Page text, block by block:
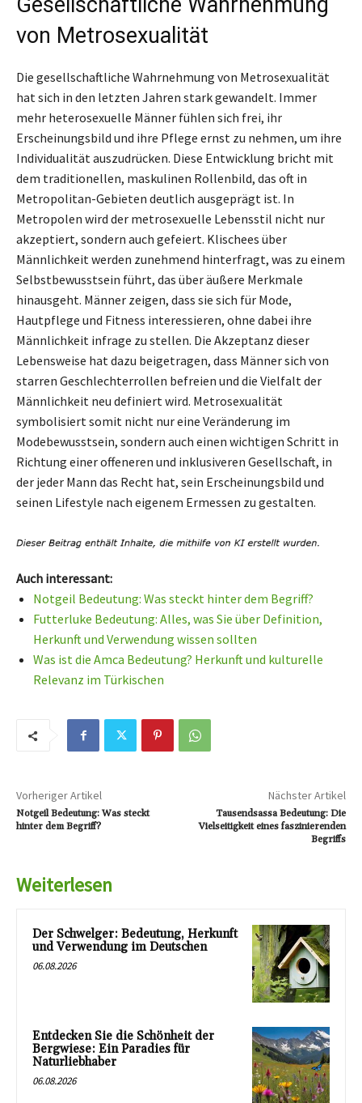
von Metrosexualität
Die gesellschaftliche Wahrnehmung von Metrosexualität
hat sich in den letzten Jahren stark gewandelt. Immer
mehr heterosexuelle Männer fühlen sich frei, ihr
Erscheinungsbild und ihre Pflege ernst zu nehmen, um ihre
Individualität auszudrücken. Diese Entwicklung bricht mit
dem traditionellen, maskulinen Rollenbild, das oft in
Metropolitan-Gebieten deutlich ausgeprägt ist. In
Metropolen wird der metrosexuelle Lebensstil nicht nur
akzeptiert, sondern auch gefeiert. Klischees über
Männlichkeit werden zunehmend hinterfragt, was zu einem
Selbstbewusstsein führt, das über äußere Merkmale
hinausgeht. Männer zeigen, dass sie sich für Mode,
Hautpflege und Fitness interessieren, ohne dabei ihre
Männlichkeit infrage zu stellen. Die Akzeptanz dieser
Lebensweise hat dazu beigetragen, dass Männer sich von
starren Geschlechterrollen befreien und die Vielfalt der
Männlichkeit neu definiert wird. Metrosexualität
symbolisiert somit nicht nur eine Veränderung im
Modebewusstsein, sondern auch einen wichtigen Schritt in
Richtung einer offeneren und inklusiveren Gesellschaft, in
der jeder Mann das Recht hat, sein Erscheinungsbild und
seinen Lifestyle nach eigenem Ermessen zu gestalten.
Auch interessant:
Notgeil Bedeutung: Was steckt hinter dem Begriff?
Futterluke Bedeutung: Alles, was Sie über Definition,
Herkunft und Verwendung wissen sollten
Was ist die Amca Bedeutung? Herkunft und kulturelle
Relevanz im Türkischen
Vorheriger Artikel
Notgeil Bedeutung: Was steckt
hinter dem Begriff?
Nächster Artikel
Tausendsassa Bedeutung: Die
Vielseitigkeit eines faszinierenden
Begriffs
Weiterlesen
Der Schwelger: Bedeutung, Herkunft
und Verwendung im Deutschen
06.08.2026
Entdecken Sie die Schönheit der
Bergwiese: Ein Paradies für
Naturliebhaber
06.08.2026